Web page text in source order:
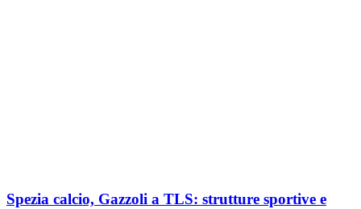
Spezia calcio, Gazzoli a TLS: strutture sportive e